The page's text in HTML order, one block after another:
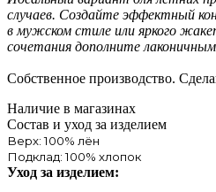
случаев. Создайте эффектный
в мужском стиле или яркого
сочетания дополните
Собственное производство.
Наличие в магазинах
Состав и уход за изделием
Верх: 100% лён
Подклад: 100% хлопок
Уход за изделием: